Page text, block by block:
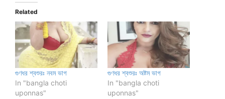
Related
গুণধর শ্বশুরঃ নবম ভাগ
In "bangla choti
uponnas"
গুণধর শ্বশুরঃ অষ্টম ভাগ
In "bangla choti
uponnas"